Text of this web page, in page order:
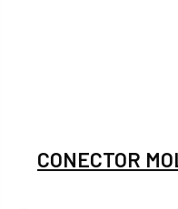
CONECTOR